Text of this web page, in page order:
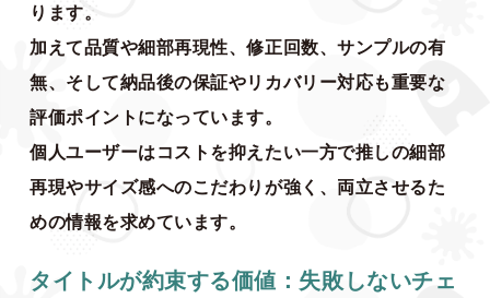
ります。
加えて品質や細部再現性、修正回数、サンプルの有
無、そして納品後の保証やリカバリー対応も重要な
評価ポイントになっています。
個人ユーザーはコストを抑えたい一方で推しの細部
再現やサイズ感へのこだわりが強く、両立させるた
めの情報を求めています。
タイトルが約束する価値：失敗しないチェ